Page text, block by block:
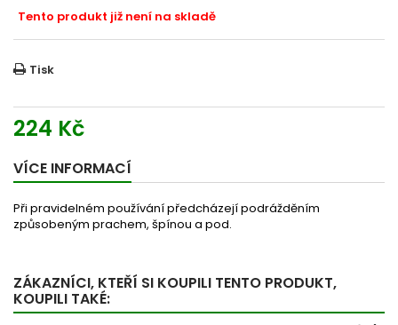
Tento produkt již není na skladě
Tisk
224 Kč
VÍCE INFORMACÍ
Při pravidelném používání předcházejí podrážděním
způsobeným prachem, špínou a pod.
ZÁKAZNÍCI, KTEŘÍ SI KOUPILI TENTO PRODUKT,
KOUPILI TAKÉ: